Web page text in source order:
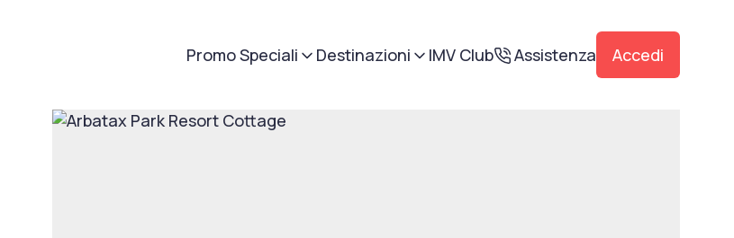
Promo Speciali Destinazioni IMV Club Assistenza Accedi